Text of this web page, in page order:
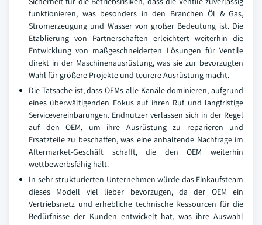
funktionieren, was besonders in den Branchen Öl & Gas,
Stromerzeugung und Wasser von großer Bedeutung ist. Die
Etablierung von Partnerschaften erleichtert weiterhin die
Entwicklung von maßgeschneiderten Lösungen für Ventile
direkt in der Maschinenausrüstung, was sie zur bevorzugten
Wahl für größere Projekte und teurere Ausrüstung macht.
Die Tatsache ist, dass OEMs alle Kanäle dominieren, aufgrund
eines überwältigenden Fokus auf ihren Ruf und langfristige
Servicevereinbarungen. Endnutzer verlassen sich in der Regel
auf den OEM, um ihre Ausrüstung zu reparieren und
Ersatzteile zu beschaffen, was eine anhaltende Nachfrage im
Aftermarket-Geschäft schafft, die den OEM weiterhin
wettbewerbsfähig hält.
In sehr strukturierten Unternehmen würde das Einkaufsteam
dieses Modell viel lieber bevorzugen, da der OEM ein
Vertriebsnetz und erhebliche technische Ressourcen für die
Bedürfnisse der Kunden entwickelt hat, was ihre Auswahl